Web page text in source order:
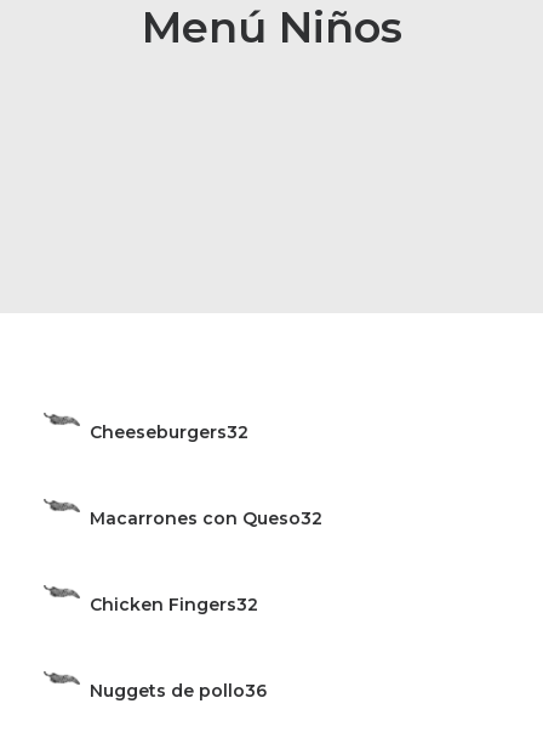
Menú Niños
Cheeseburgers32
Macarrones con Queso32
Chicken Fingers32
Nuggets de pollo36